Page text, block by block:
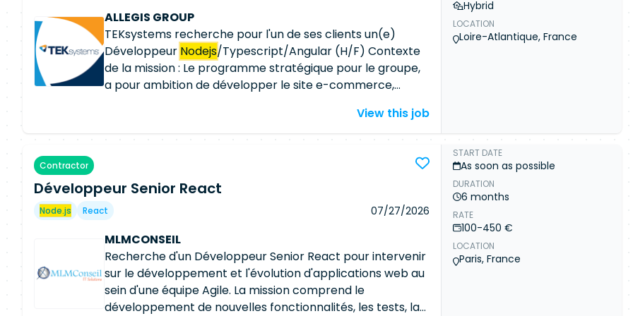
ALLEGIS GROUP
TEKsystems recherche pour l'un de ses clients un(e)
Développeur Nodejs/Typescript/Angular (H/F) Contexte
de la mission : Le programme stratégique pour le groupe,
a pour ambition de développer le site e-commerce,
représente près de 800 M€ de CA annuel, sur 36 pays
Drupal- Akeneo, qui a progressivement évoluée vers du
ECOM/CMS Headless avec du TypeScript
Node.js/ Angular
pour les développements middleware / back-for-front et
Front. C'est un programme qui représente un budget de
16 M€/an. Compétences obligatoires : o TypeScript
(confirmé) => environ 4 ans d'expérience oNode.js
(confirmé) => environ 4 ans d'expérience o Angular
(confirmé) => environ 2-3 ans d'expérience
View this job
Hybrid
LOCATION
Loire-Atlantique, France
Contractor
Développeur Senior React
Node.js React 07/27/2026
MLMCONSEIL
Recherche d'un Développeur Senior React pour intervenir
sur le développement et l'évolution d'applications web au
sein d'une équipe Agile. La mission comprend le
développement de nouvelles fonctionnalités, les tests, la
START DATE
As soon as possible
DURATION
6 months
RATE
100-450 €
LOCATION
Paris, France